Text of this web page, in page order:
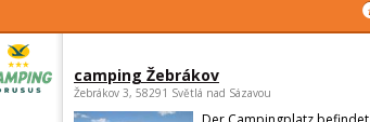
camping Žebrákov
Žebrákov 3, 58291 Světlá nad Sázavou